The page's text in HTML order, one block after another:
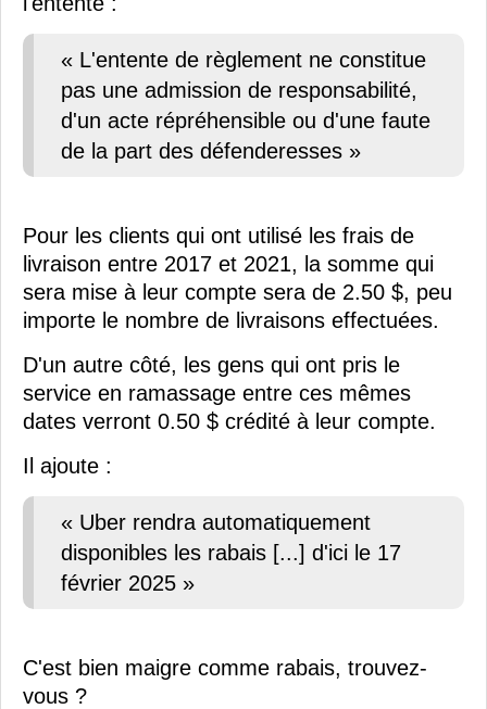
« L'entente de règlement ne constitue
pas une admission de responsabilité,
d'un acte répréhensible ou d'une faute
de la part des défenderesses »
Pour les clients qui ont utilisé les frais de
livraison entre 2017 et 2021, la somme qui
sera mise à leur compte sera de 2.50 $, peu
importe le nombre de livraisons effectuées.
D'un autre côté, les gens qui ont pris le
service en ramassage entre ces mêmes
dates verront 0.50 $ crédité à leur compte.
Il ajoute :
« Uber rendra automatiquement
disponibles les rabais [...] d'ici le 17
février 2025 »
C'est bien maigre comme rabais, trouvez-
vous ?